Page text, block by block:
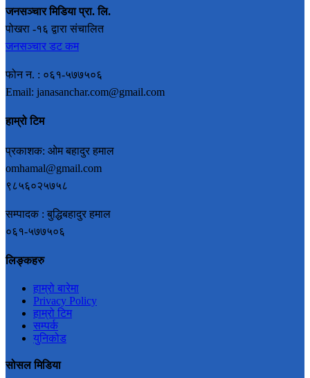
जनसञ्चार मिडिया प्रा. लि.
पोखरा -१६ द्वारा संचालित
जनसञ्चार डट कम
फोन न. : ०६१-५७७५०६
Email: janasanchar.com@gmail.com
हाम्रो टिम
प्रकाशक: ओम बहादुर हमाल
omhamal@gmail.com
९८५६०२५७५८
सम्पादक : बुद्धिबहादुर हमाल
०६१-५७७५०६
लिङ्कहरु
हाम्रो बारेमा
Privacy Policy
हाम्रो टिम
सम्पर्क
युनिकोड
सोसल मिडिया